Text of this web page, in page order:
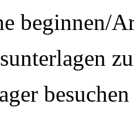
beginnen/